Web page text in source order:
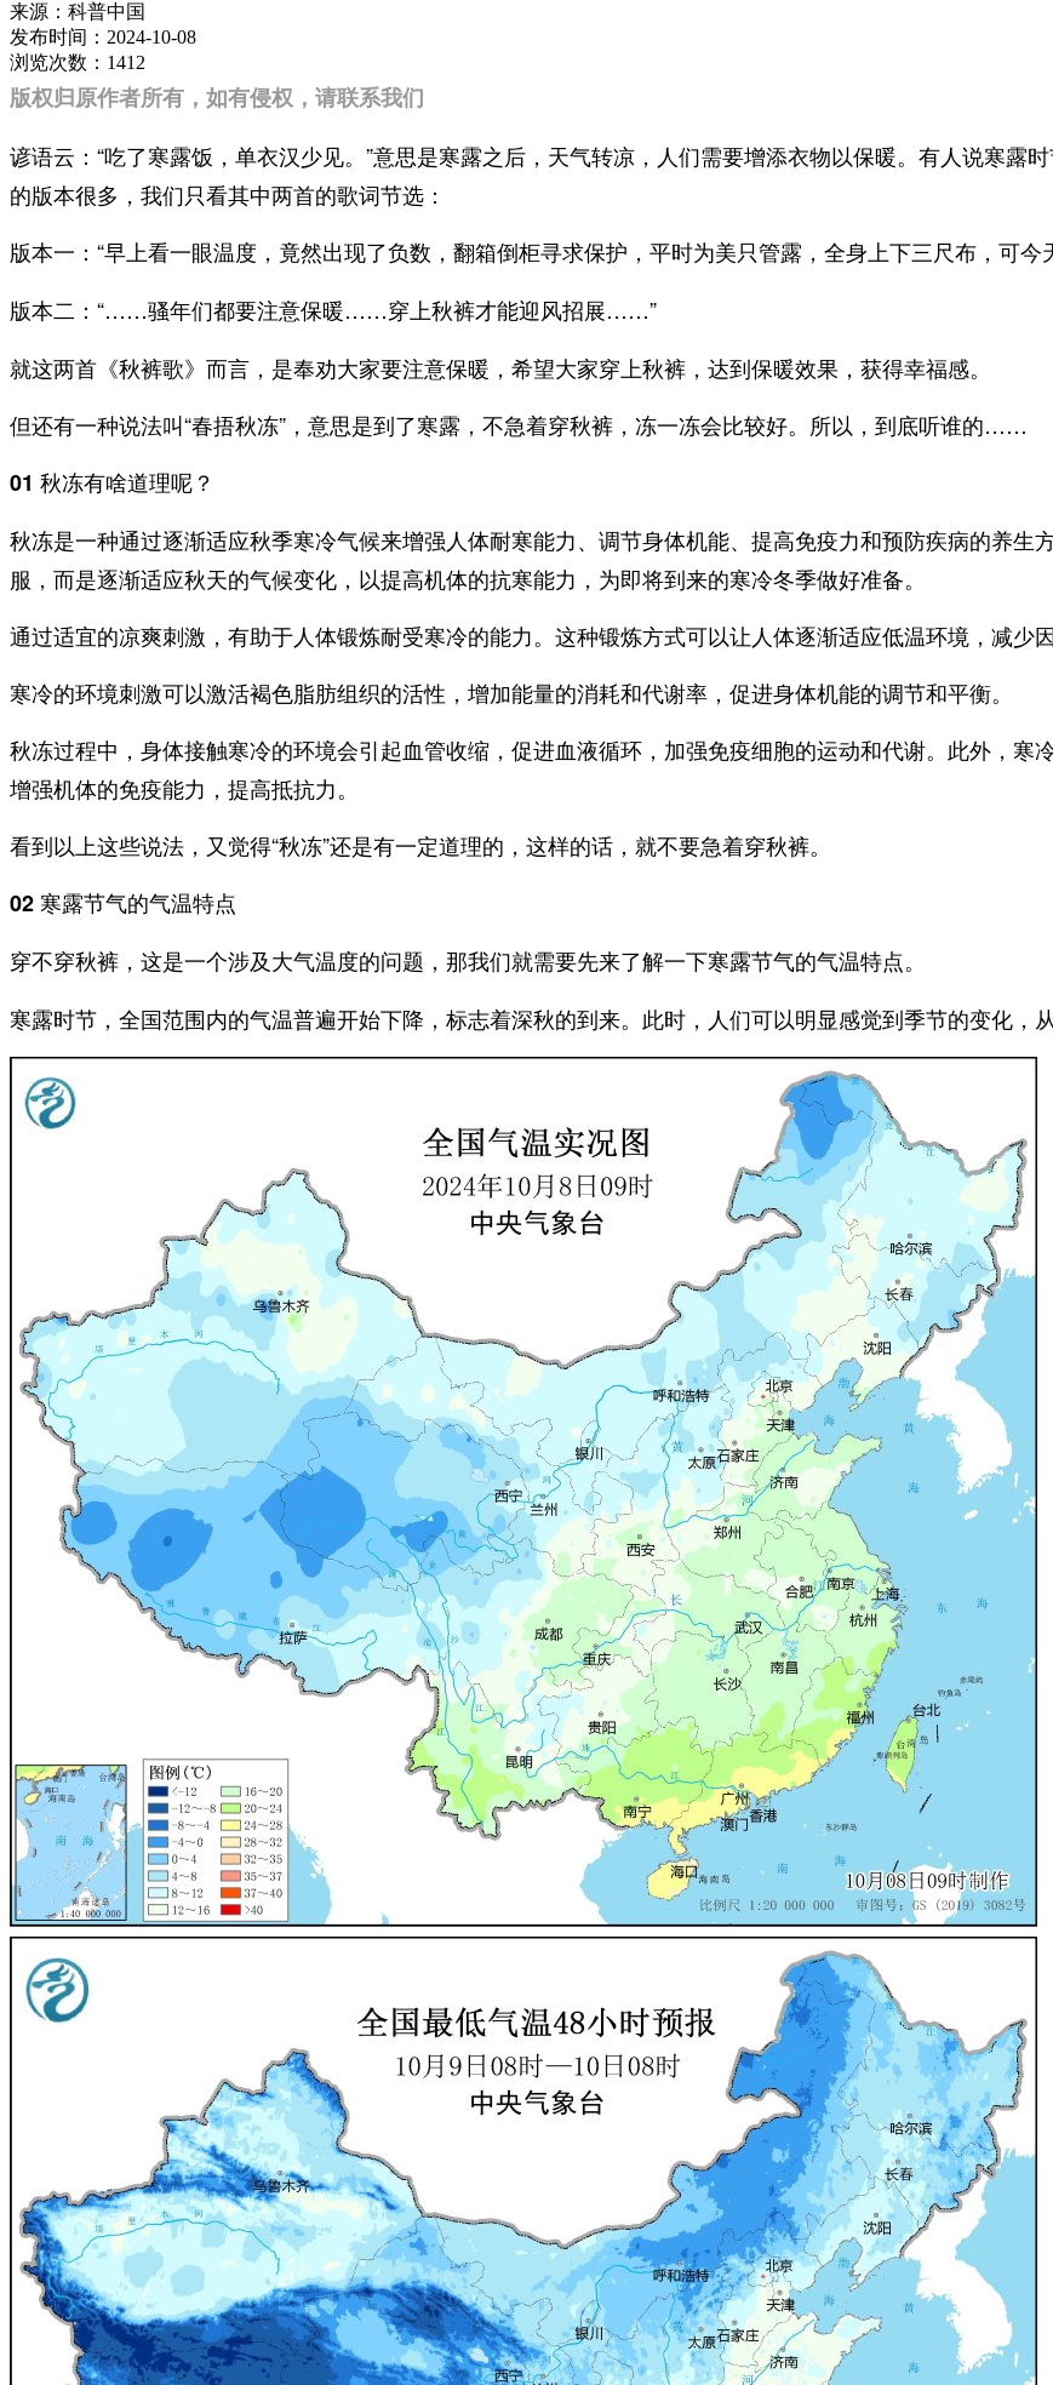
来源： 科普中国
发布时间： 2024-10-08
浏览次数： 1412
版权归原作者所有，如有侵权，请联系我们
谚语云：“吃了寒露饭，单衣汉少见。”意思是寒露之后，天气转凉，人们需要增添衣物以保暖。有人说寒露
的版本很多，我们只看其中两首的歌词节选：
版本一 ：“早上看一眼温度，竟然出现了负数，翻箱倒柜寻求保护，平时为美只管露，全身上下三尺布，
版本二 ：“……骚年们都要注意保暖……穿上秋裤才能迎风招展……”
就这两首《秋裤歌》而言，是奉劝大家要注意保暖，希望大家穿上秋裤，达到保暖效果，获得幸福感。
但还有一种说法叫“春捂秋冻”，意思是到了寒露，不急着穿秋裤，冻一冻会比较好。所以，到底听谁的……
01 秋冻有啥道理呢？
秋冻是一种通过逐渐适应秋季寒冷气候来增强人体耐寒能力、调节身体机能、提高免疫力和预防疾病的养生
服，而是逐渐适应秋天的气候变化，以提高机体的抗寒能力，为即将到来的寒冷冬季做好准备。
通过适宜的凉爽刺激，有助于人体锻炼耐受寒冷的能力。这种锻炼方式可以让人体逐渐适应低温环境，减少
寒冷的环境刺激可以激活褐色脂肪组织的活性，增加能量的消耗和代谢率，促进身体机能的调节和平衡。
秋冻过程中，身体接触寒冷的环境会引起血管收缩，促进血液循环，加强免疫细胞的运动和代谢。此外，
增强机体的免疫能力，提高抵抗力。
看到以上这些说法，又觉得“秋冻”还是有一定道理的，这样的话，就不要急着穿秋裤。
02 寒露节气的气温特点
穿不穿秋裤，这是一个涉及大气温度的问题，那我们就需要先来了解一下寒露节气的气温特点。
寒露时节，全国范围内的气温普遍开始下降，标志着深秋的到来。此时，人们可以明显感觉到季节的变化，